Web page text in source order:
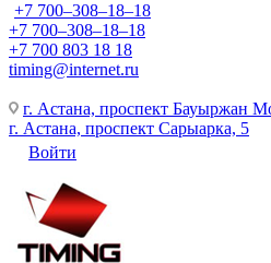
+7 700‒308‒18‒18
+7 700‒308‒18‒18
+7 700 803 18 18
timing@internet.ru
г. Астана, проспект Бауыржан
г. Астана, проспект Сарыарка, 5
Войти